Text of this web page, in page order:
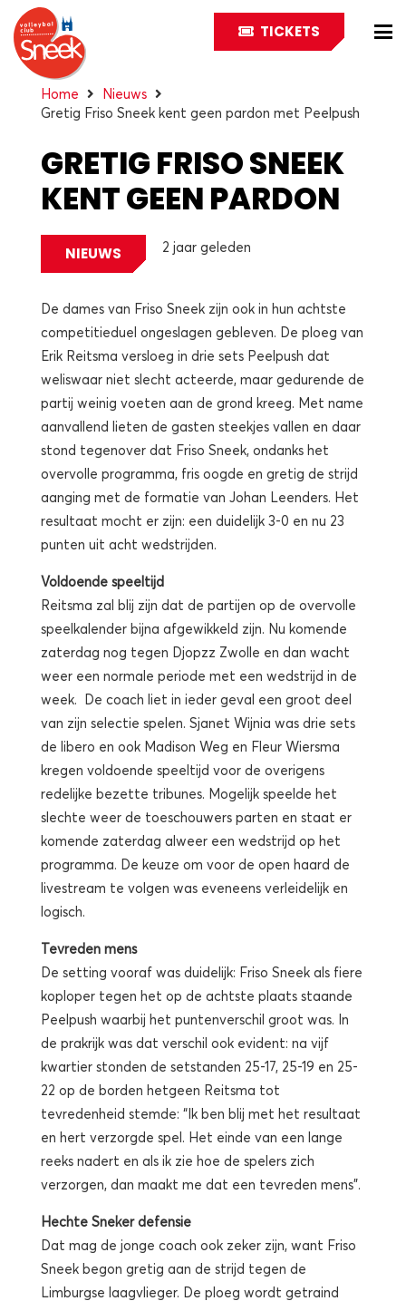
TICKETS
Home
Nieuws
Gretig Friso Sneek kent geen pardon met Peelpush
GRETIG FRISO SNEEK
KENT GEEN PARDON
MET PEELPUSH
NIEUWS 2 jaar geleden
De dames van Friso Sneek zijn ook in hun achtste
competitieduel ongeslagen gebleven. De ploeg van
Erik Reitsma versloeg in drie sets Peelpush dat
weliswaar niet slecht acteerde, maar gedurende de
partij weinig voeten aan de grond kreeg. Met name
aanvallend lieten de gasten steekjes vallen en daar
stond tegenover dat Friso Sneek, ondanks het
overvolle programma, fris oogde en gretig de strijd
aanging met de formatie van Johan Leenders. Het
resultaat mocht er zijn: een duidelijk 3-0 en nu 23
punten uit acht wedstrijden.
Voldoende speeltijd
Reitsma zal blij zijn dat de partijen op de overvolle
speelkalender bijna afgewikkeld zijn. Nu komende
zaterdag nog tegen Djopzz Zwolle en dan wacht
weer een normale periode met een wedstrijd in de
week. De coach liet in ieder geval een groot deel
van zijn selectie spelen. Sjanet Wijnia was drie sets
de libero en ook Madison Weg en Fleur Wiersma
kregen voldoende speeltijd voor de overigens
redelijke bezette tribunes. Mogelijk speelde het
slechte weer de toeschouwers parten en staat er
komende zaterdag alweer een wedstrijd op het
programma. De keuze om voor de open haard de
livestream te volgen was eveneens verleidelijk en
logisch.
Tevreden mens
De setting vooraf was duidelijk: Friso Sneek als fiere
koploper tegen het op de achtste plaats staande
Peelpush waarbij het puntenverschil groot was. In
de prakrijk was dat verschil ook evident: na vijf
kwartier stonden de setstanden 25-17, 25-19 en 25-
22 op de borden hetgeen Reitsma tot
tevredenheid stemde: “Ik ben blij met het resultaat
en hert verzorgde spel. Het einde van een lange
reeks nadert en als ik zie hoe de spelers zich
verzorgen, dan maakt me dat een tevreden mens”.
Hechte Sneker defensie
Dat mag de jonge coach ook zeker zijn, want Friso
Sneek begon gretig aan de strijd tegen de
Limburgse laagvlieger. De ploeg wordt getraind